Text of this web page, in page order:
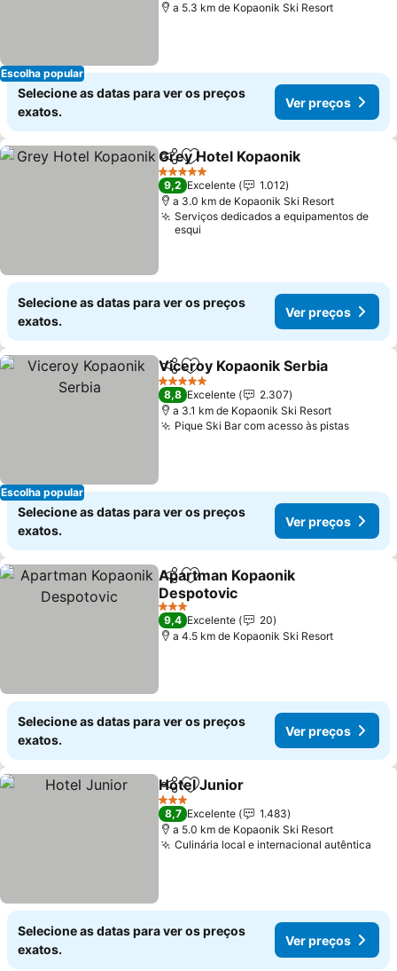
Escolha popular
a 5.3 km de Kopaonik Ski Resort
Selecione as datas para ver os preços
exatos.
Ver preços
PartilharAdicionar aos favoritos
Grey Hotel Kopaonik
5 Estrelas
9,2 Excelente
1.012
a 3.0 km de Kopaonik Ski Resort
Serviços dedicados a equipamentos de
esqui
Selecione as datas para ver os preços
exatos.
Ver preços
Escolha popular
PartilharAdicionar aos favoritos
Viceroy Kopaonik Serbia
5 Estrelas
8,8 Excelente
2.307
a 3.1 km de Kopaonik Ski Resort
Pique Ski Bar com acesso às pistas
Selecione as datas para ver os preços
exatos.
Ver preços
PartilharAdicionar aos favoritos
Apartman Kopaonik
Despotovic
3 Estrelas
9,4 Excelente
20
a 4.5 km de Kopaonik Ski Resort
Selecione as datas para ver os preços
exatos.
Ver preços
PartilharAdicionar aos favoritos
Hotel Junior
3 Estrelas
8,7 Excelente
1.483
a 5.0 km de Kopaonik Ski Resort
Culinária local e internacional autêntica
Selecione as datas para ver os preços
exatos.
Ver preços